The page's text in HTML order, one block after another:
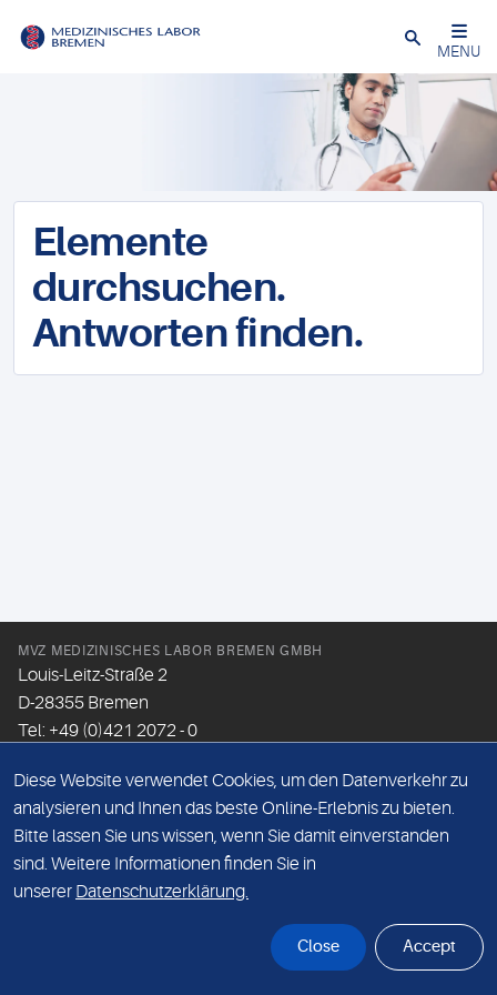
Schließen
MENU
Elemente
durchsuchen.
Antworten finden.
MVZ MEDIZINISCHES LABOR BREMEN GMBH
Louis-Leitz-Straße 2
D-28355 Bremen
Tel: +49 (0)421 2072 - 0
Email:info@mlhb.de
DATENSCHUTZ
IMPRESSUM
Diese Website verwendet Cookies, um den Datenverkehr zu
analysieren und Ihnen das beste Online-Erlebnis zu bieten.
Bitte lassen Sie uns wissen, wenn Sie damit einverstanden
sind. Weitere Informationen finden Sie in
unserer Datenschutzerklärung.
Close Accept